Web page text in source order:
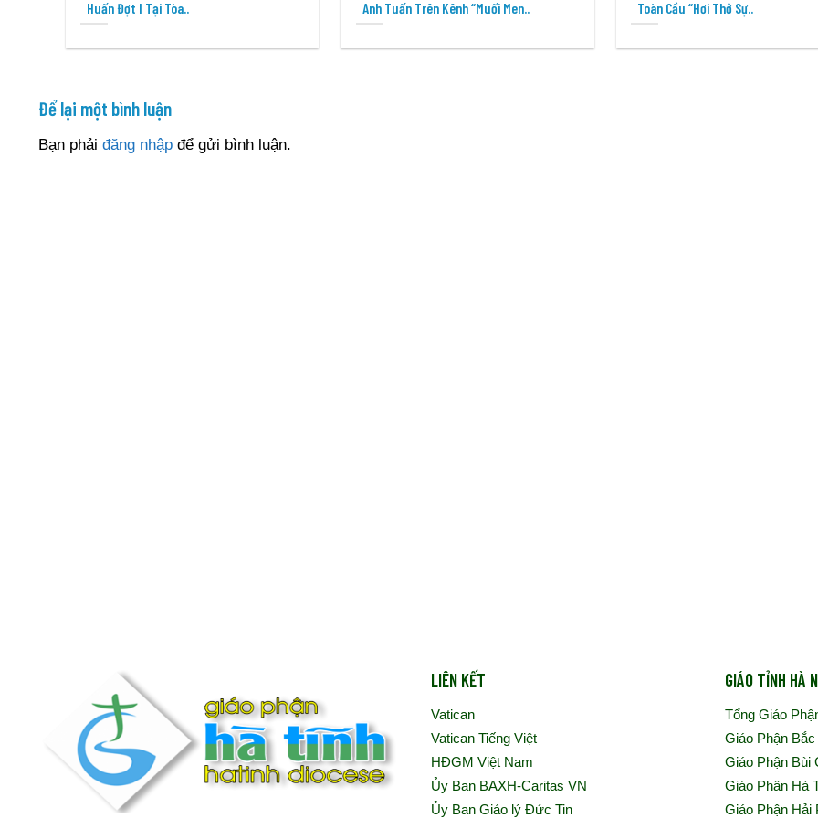
Huấn Đợt I Tại Tòa..
Anh Tuấn Trên Kênh “Muối Men..
Toàn Cầu “Hơi Thở Sự..
Để lại một bình luận
Bạn phải đăng nhập để gửi bình luận.
LIÊN KẾT
Vatican
Vatican Tiếng Việt
HĐGM Việt Nam
Ủy Ban BAXH-Caritas VN
Ủy Ban Giáo lý Đức Tin
GIÁO TỈNH HÀ
Tổng Giáo
Giáo Phận
Giáo Phận Bùi
Giáo Phận Hà
Giáo Phận Hải